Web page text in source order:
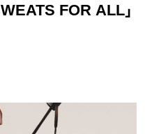
FOR ALL」